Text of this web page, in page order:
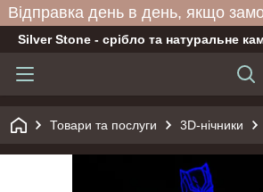
Відправка день в день, якщо
Silver Stone - срібло та натуральне
Товари та послуги 3D-нічники